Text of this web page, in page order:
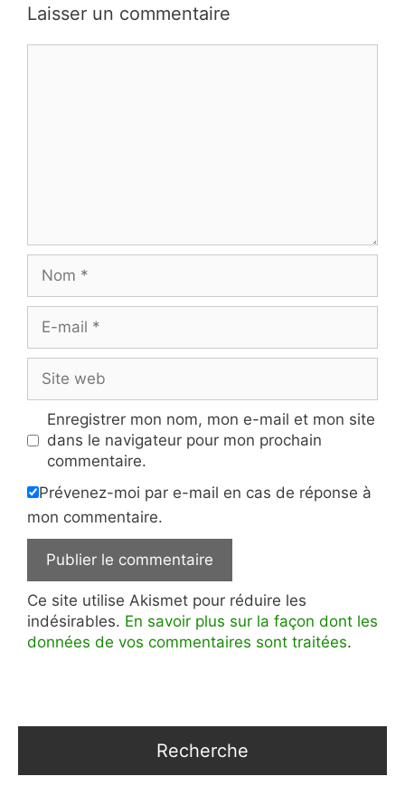
Laisser un commentaire
mail
web
Enregistrer mon nom, mon e-mail et mon site
dans le navigateur pour mon prochain
commentaire.
Prévenez-moi par e-mail en cas de réponse à
mon commentaire.
Ce site utilise Akismet pour réduire les
indésirables. En savoir plus sur la façon dont les
données de vos commentaires sont traitées.
Recherche